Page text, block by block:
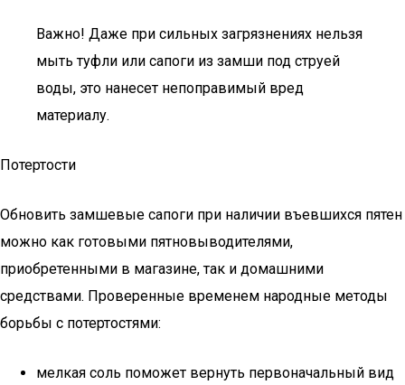
Важно! Даже при сильных загрязнениях нельзя
мыть туфли или сапоги из замши под струей
воды, это нанесет непоправимый вред
материалу.
Потертости
Обновить замшевые сапоги при наличии въевшихся пятен
можно как готовыми пятновыводителями,
приобретенными в магазине, так и домашними
средствами. Проверенные временем народные методы
борьбы с потертостями:
мелкая соль поможет вернуть первоначальный вид